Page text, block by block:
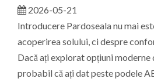
2026-05-21
Introducere Pardoseala nu mai
acoperirea solului, ci despre
Dacă ați explorat opțiuni moderne
probabil că ați dat peste podele